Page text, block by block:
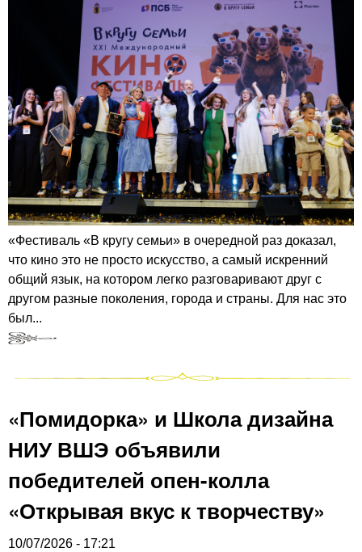
«Фестиваль «В кругу семьи» в очередной раз доказал,
что кино это не просто искусство, а самый искренний
общий язык, на котором легко разговаривают друг с
другом разные поколения, города и страны. Для нас это
был...
«Помидорка» и Школа дизайна
НИУ ВШЭ объявили
победителей опен-колла
«Открывая вкус к творчеству»
10/07/2026 - 17:21